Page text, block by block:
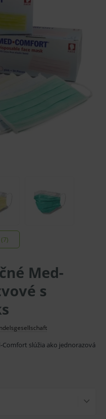
Med-
s
slúžia ako jednorazová